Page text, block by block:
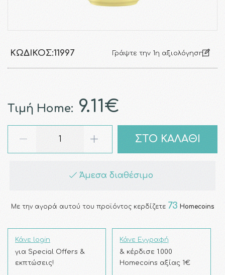
ΚΩΔΙΚΌΣ:11997 Γράψτε την 1η αξιολόγηση
Τιμή Home: 9.11€
ΣΤΟ ΚΑΛΑΘΙ
Άμεσα διαθέσιμο
Με την αγορά αυτού του προϊόντος κερδίζετε 73 Homecoins
Κάνε login
για Special Offers &
εκπτώσεις!
Κάνε Εγγραφή
& κέρδισε 1.000
Homecoins αξίας 1€